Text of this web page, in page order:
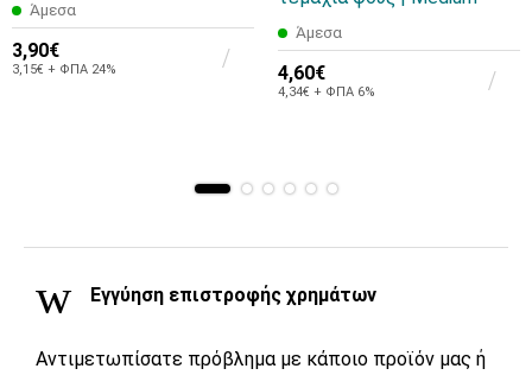
Άμεσα
3,90€
3,15€ + ΦΠΑ 24%
Άμεσα
4,60€
4,34€ + ΦΠΑ 6%
Εγγύηση επιστροφής χρημάτων
Αντιμετωπίσατε πρόβλημα με κάποιο προϊόν μας ή